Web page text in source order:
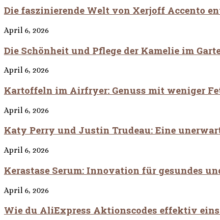
Die faszinierende Welt von Xerjoff Accento
April 6, 2026
Die Schönheit und Pflege der Kamelie im
April 6, 2026
Kartoffeln im Airfryer: Genuss mit weniger
April 6, 2026
Katy Perry und Justin Trudeau: Eine
April 6, 2026
Kerastase Serum: Innovation für gesundes
April 6, 2026
Wie du AliExpress Aktionscodes effektiv